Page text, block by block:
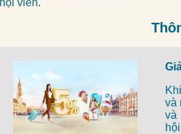
hội viên.
và
và